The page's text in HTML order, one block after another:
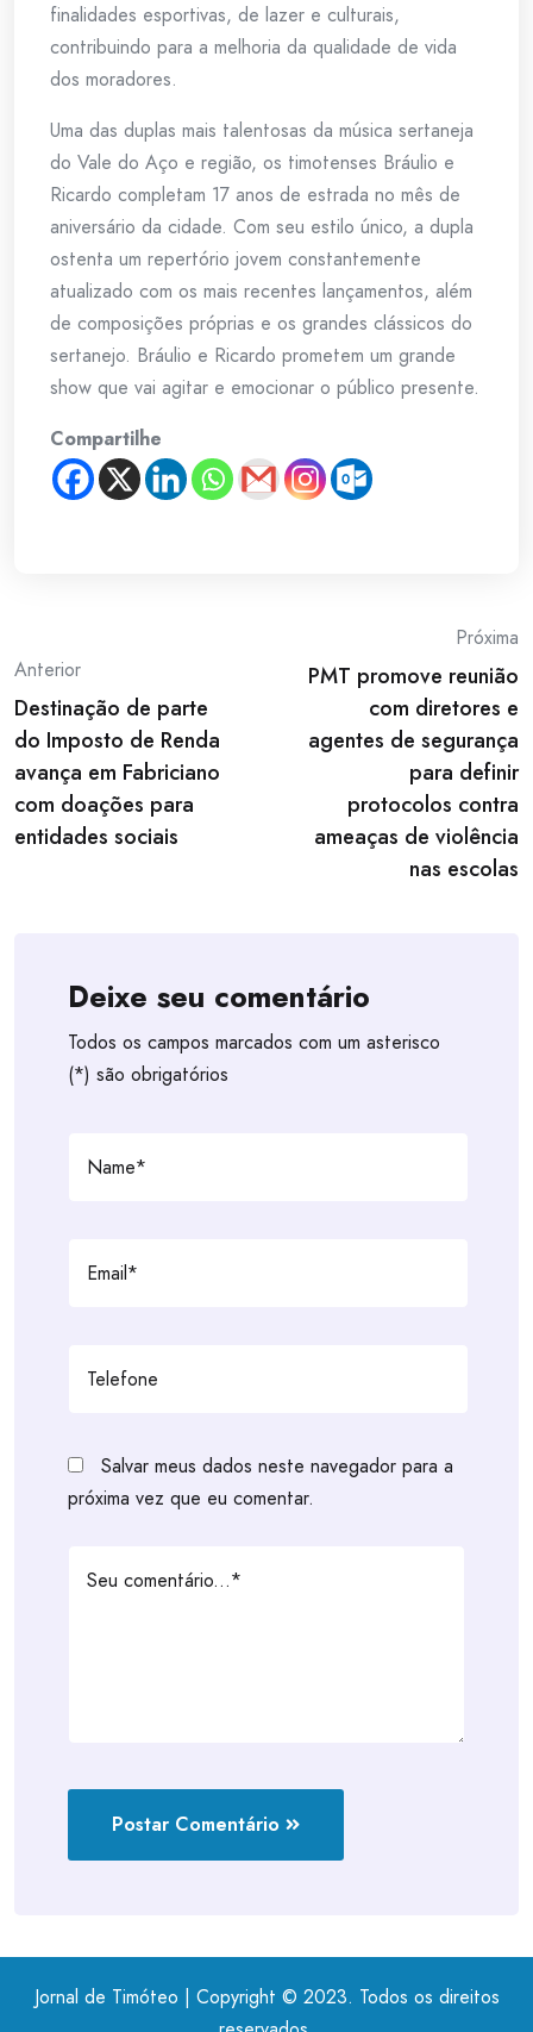
finalidades esportivas, de lazer e culturais,
contribuindo para a melhoria da qualidade de vida
dos moradores.
Uma das duplas mais talentosas da música sertaneja
do Vale do Aço e região, os timotenses Bráulio e
Ricardo completam 17 anos de estrada no mês de
aniversário da cidade. Com seu estilo único, a dupla
ostenta um repertório jovem constantemente
atualizado com os mais recentes lançamentos, além
de composições próprias e os grandes clássicos do
sertanejo. Bráulio e Ricardo prometem um grande
show que vai agitar e emocionar o público presente.
Compartilhe
Post
navigation
Anterior
Destinação de parte
do Imposto de Renda
avança em Fabriciano
com doações para
entidades sociais
Próxima
PMT promove reunião
com diretores e
agentes de segurança
para definir
protocolos contra
ameaças de violência
nas escolas
Deixe seu comentário
Todos os campos marcados com um asterisco
(*) são obrigatórios
Salvar meus dados neste navegador para a
próxima vez que eu comentar.
Postar Comentário
Jornal de Timóteo | Copyright © 2023. Todos os direitos